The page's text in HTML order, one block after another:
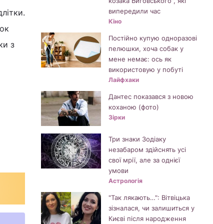
з
випередили час
Кіно
Постійно купую одноразові
пелюшки, хоча собак у
мене немає: ось як
використовую у побуті
Лайфхаки
Дантес показався з новою
коханою (фото)
Зірки
Три знаки Зодіаку
незабаром здійснять усі
свої мрії, але за однієї
умови
Астрологія
"Так лякають…": Вітвіцька
зізналася, чи залишиться у
Києві після народження